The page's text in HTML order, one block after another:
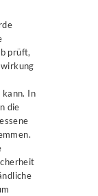
prüft,
kann. In
die